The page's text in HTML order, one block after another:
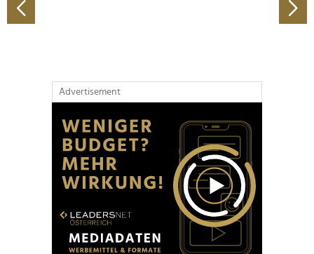
Partner führen diese Informationen möglicherweise mit
Advertisement